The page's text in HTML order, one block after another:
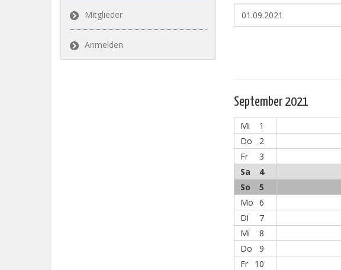
Mitglieder
Anmelden
September 2021
Mi
1
Do
2
Fr
3
Sa
4
So
5
Mo 6
Di
7
Mi
8
Do
9
Fr
10